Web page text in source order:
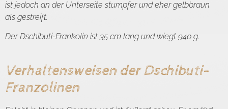
ist jedoch an der Unterseite stumpfer und eher gelbbraun
als gestreift.
Der Dschibuti-Frankolin ist 35 cm lang und wiegt 940 g.
Verhaltensweisen der Dschibuti-
Franzolinen